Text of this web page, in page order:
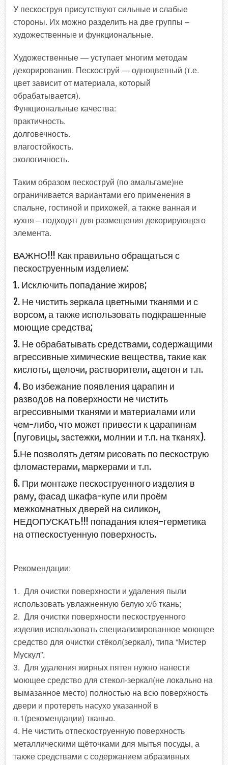
У пескоструя присутствуют сильные и слабые
стороны. Их можно разделить на две группы –
художественные и функциональные.
Художественные — уступает многим методам
декорирования. Пескоструй — одноцветный (т.е.
цвет зависит от материала, который
обрабатывается).
Функциональные качества:
практичность.
долговечность.
влагостойкость.
экологичность.
Таким образом пескоструй (по амальгаме)не
ограничивается вариантами его применения в
спальне, гостиной и прихожей, а также ванная и
кухня – подходят для размещения декорирующего
элемента.
ВАЖНО!!! Как правильно обращаться с
пескоструенным изделием:
1. Исключить попадание жиров;
2. Не чистить зеркала цветными тканями и с
ворсом, а также использовать подкрашенные
моющие средства;
3. Не обрабатывать средствами, содержащими
агрессивные химические вещества, такие как
кислоты, щелочи, растворители, ацетон и т.п.
4. Во избежание появления царапин и
разводов на поверхности не чистить
агрессивными тканями и материалами или
чем-либо, что может привести к царапинам
(пуговицы, застежки, молнии и т.п. на тканях).
5.Не позволять детям рисовать по пескострую
фломастерами, маркерами и т.п.
6. При монтаже пескоструенного изделия в
раму, фасад шкафа-купе или проём
межкомнатных дверей на силикон,
НЕДОПУСКАТЬ!!! попадания клея-герметика
на отпескостуенную поверхность.
Рекомендации:
1. Для очистки поверхности и удаления пыли
использовать увлажненную белую х/б ткань;
2. Для очистки поверхности пескоструенного
изделия использовать специализированное моющее
средство для очистки стёкол(зеркал), типа “Мистер
Мускул”.
3. Для удаления жирных пятен нужно нанести
моющее средство для стекол-зеркал(не локально на
вымазанное место) полностью на всю поверхность
двери и протереть насухо указанной в
п.1(рекомендации) тканью.
4. Не чистить отпескоструенную поверхность
металлическими щёточками для мытья посуды, а
также средствами с содержанием абразивных